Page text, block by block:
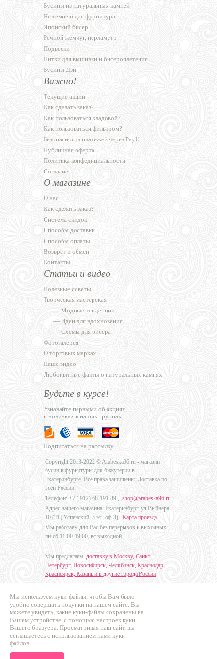
Мы используем куки-файлы, чтобы Вам было
удобно совершать покупки на нашем сайте. Вы
можете увидеть, какие куки-файлы сохранены на
Вашем устройстве, с помощью настроек куки
Вашего бразуера. Просматривая наш сайт, вы
соглашаетесь с использованием нами куки-
файлов.
Бусины из натуральных камней
Не темнеющая фурнитура
Японский бисер
Речной жемчуг, перламутр
Подвески
Нитки для вышивки и бисероплетения
Бусины Дзи
Важно!
Текущие акции
Как сделать заказ?
Как пользоваться кладовой?
Как пользоваться фильтром?
Безопасность платежей через PayU
Публичная оферта
Политика конфедициальности
Согласие
О магазине
О нас
Как сделать заказ?
Система скидок
Способы доставки
Способы оплаты
Возврат и обмен
Контакты
Статьи и видео
Полезные советы
Творческая мастерская
— Модные тенденции
— Идеи для вдохновения
— Схемы для бисера
Фотогалерея
О торговых марках
Наше видео
Любопытные факты о натуральных камнях
Будьте в курсе!
Узнавайте первыми об акциях
и новинках в наших группах:
Подписаться на рассылку
Copyright 2013-2022 © Arabeska96.ru - магазин
бусин и фурнитуры для бижутерии в
Екатеринбурге. Все права защищены. Доставка по
всей России.
Телефон: +7 ( 912) 68-191-89 , shop@arabeska96.ru
Адрес нашего магазина: Екатеринбург, ул.Выйнера,
10 (ТЦ Успенский, 5 эт., оф.3). Карта проезда
Мы работаем для Вас без перерывов и выходных:
пн-сб 11:00-19:00, вс выходной
Мы предлагаем доставку в Москву, Санкт-
Петербург, Новосибирск, Челябинск, Краснодар,
Красноярск, Казань и в другие города России .
Дизайн - Наталья Мальцева
Продвижение сайтов
Промо Эксперт